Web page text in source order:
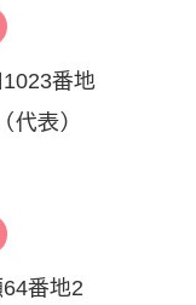
番地
（代表）
番地2